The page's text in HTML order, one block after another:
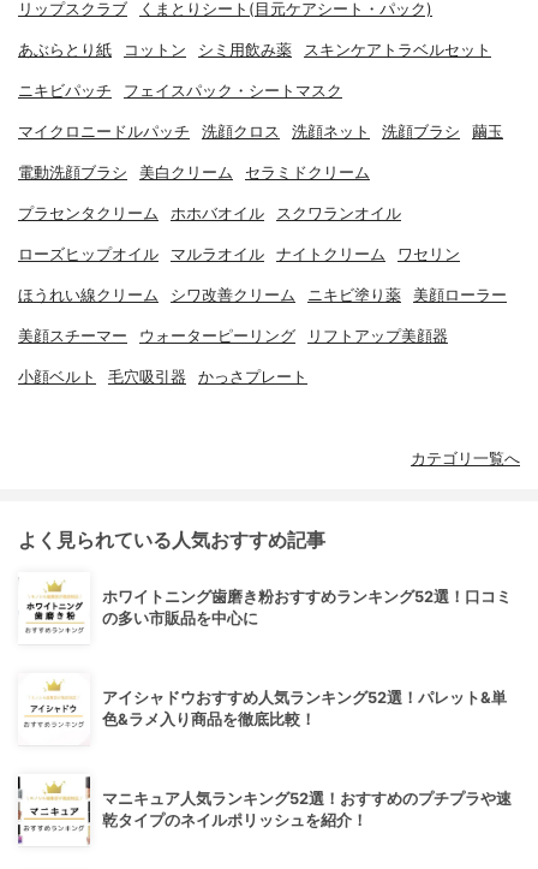
リップスクラブ くまとりシート(目元ケアシート・パック)
あぶらとり紙 コットン シミ用飲み薬 スキンケアトラベルセット
ニキビパッチ フェイスパック・シートマスク
マイクロニードルパッチ 洗顔クロス 洗顔ネット 洗顔ブラシ 繭玉
電動洗顔ブラシ 美白クリーム セラミドクリーム
プラセンタクリーム ホホバオイル スクワランオイル
ローズヒップオイル マルラオイル ナイトクリーム ワセリン
ほうれい線クリーム シワ改善クリーム ニキビ塗り薬 美顔ローラー
美顔スチーマー ウォーターピーリング リフトアップ美顔器
小顔ベルト 毛穴吸引器 かっさプレート
カテゴリ一覧へ
よく見られている人気おすすめ記事
ホワイトニング歯磨き粉おすすめランキング52選！口コミ
の多い市販品を中心に
アイシャドウおすすめ人気ランキング52選！パレット&単
色&ラメ入り商品を徹底比較！
マニキュア人気ランキング52選！おすすめのプチプラや速
乾タイプのネイルポリッシュを紹介！